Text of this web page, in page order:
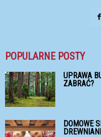
POPULARNE POSTY
UPRAWA
ZABRAĆ?
DOMOWE